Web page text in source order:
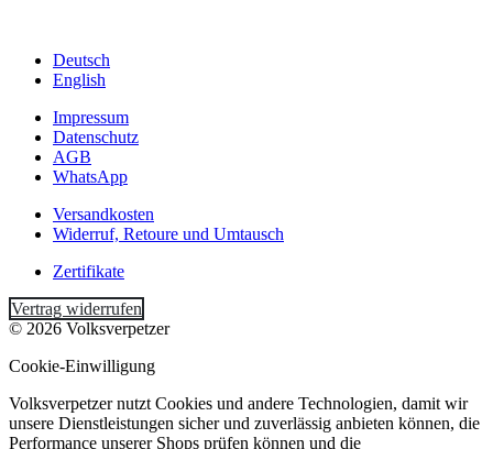
Deutsch
English
Impressum
Datenschutz
AGB
WhatsApp
Versandkosten
Widerruf, Retoure und Umtausch
Zertifikate
Vertrag widerrufen
© 2026 Volksverpetzer
Cookie-Einwilligung
Volksverpetzer nutzt Cookies und andere Technologien, damit wir
unsere Dienstleistungen sicher und zuverlässig anbieten können, die
Performance unserer Shops prüfen können und die